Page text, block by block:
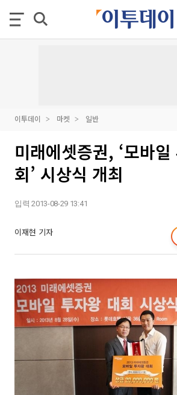
이투데이 마켓 일반
미래에셋증권, ‘모바
회’ 시상식 개최
입력 2013-08-29 13:41
이재현 기자